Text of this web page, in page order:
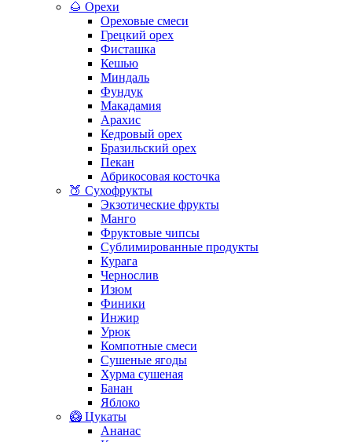
🌰 Орехи
Ореховые смеси
Грецкий орех
Фисташка
Кешью
Миндаль
Фундук
Макадамия
Арахис
Кедровый орех
Бразильский орех
Пекан
Абрикосовая косточка
🍑 Сухофрукты
Экзотические фрукты
Манго
Фруктовые чипсы
Сублимированные продукты
Курага
Чернослив
Изюм
Финики
Инжир
Урюк
Компотные смеси
Сушеные ягоды
Хурма сушеная
Банан
Яблоко
🥝 Цукаты
Ананас